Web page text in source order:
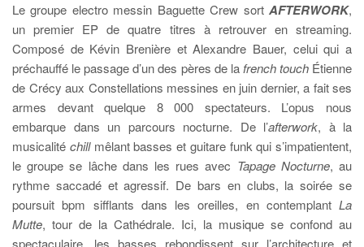
Le groupe electro messin Baguette Crew sort AFTERWORK,
un premier EP de quatre titres à retrouver en streaming.
Composé de Kévin Brenière et Alexandre Bauer, celui qui a
préchauffé le passage d’un des pères de la french touchÉtienne
de Crécy aux Constellations messines en juin dernier, a fait ses
armes devant quelque 8 000 spectateurs. L’opus nous
embarque dans un parcours nocturne. De l’afterwork, à la
musicalité chillmêlant basses et guitare funk qui s’impatientent,
le groupe se lâche dans les rues avec Tapage Nocturne, au
rythme saccadé et agressif. De bars en clubs, la soirée se
poursuit bpm sifflants dans les oreilles, en contemplant La
Mutte, tour de la Cathédrale. Ici, la musique se confond au
spectaculaire, les basses rebondissent sur l’architecture et